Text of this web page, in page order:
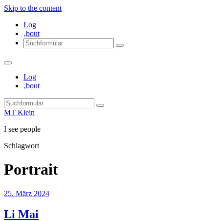
Skip to the content
Log
‚bout
Search
Log
‚bout
Search
MT Klein
I see people
Schlagwort
Portrait
25. März 2024
Li Mai